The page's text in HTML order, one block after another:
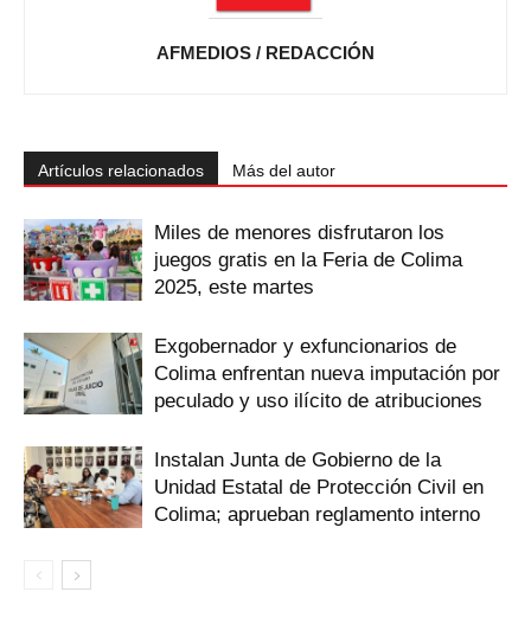
AFMEDIOS / REDACCIÓN
Artículos relacionados Más del autor
Miles de menores disfrutaron los
juegos gratis en la Feria de Colima
2025, este martes
Exgobernador y exfuncionarios de
Colima enfrentan nueva imputación por
peculado y uso ilícito de atribuciones
Instalan Junta de Gobierno de la
Unidad Estatal de Protección Civil en
Colima; aprueban reglamento interno